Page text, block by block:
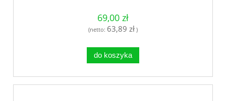
69,00 zł
(netto: 63,89 zł )
do koszyka